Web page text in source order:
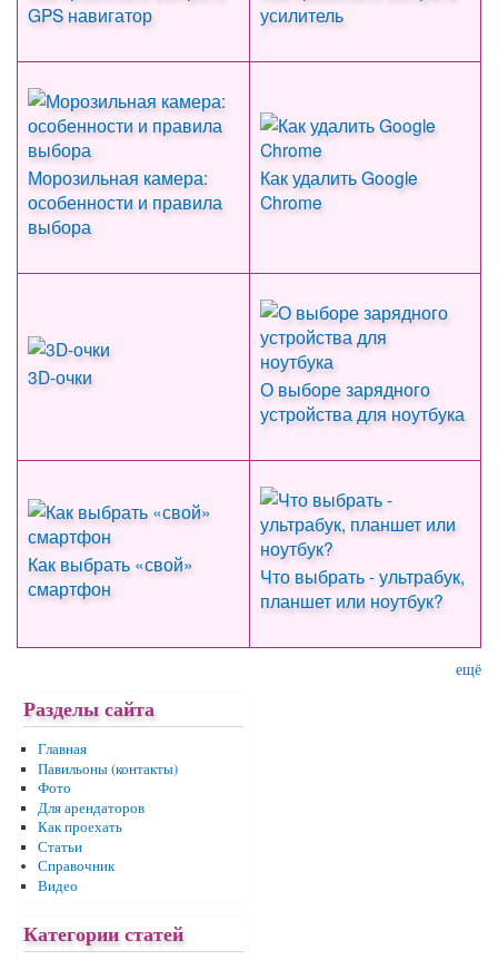
GPS навигатор
усилитель
Морозильная камера:
особенности и правила
выбора
Как удалить Google
Chrome
3D-очки
О выборе зарядного
устройства для ноутбука
Как выбрать «свой»
смартфон
Что выбрать - ультрабук,
планшет или ноутбук?
ещё
Разделы сайта
Главная
Павильоны (контакты)
Фото
Для арендаторов
Как проехать
Статьи
Справочник
Видео
Категории статей